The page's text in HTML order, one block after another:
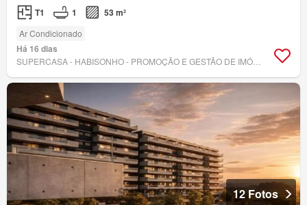
T1 1 53 m²
Ar Condicionado
Há 16 dias
12 Fotos